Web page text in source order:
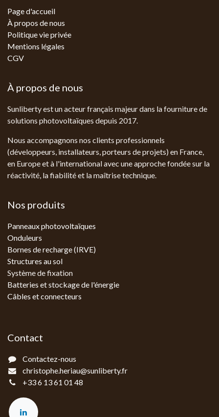
Page d'accueil
À propos de nous
Politique vie privée
Mentions légales
CGV
À propos de nous
Sunliberty est un acteur français majeur dans la fourniture de
solutions photovoltaïques depuis 2017.
Nous accompagnons nos clients professionnels
(développeurs, installateurs, porteurs de projets) en France,
en Europe et à l'international avec une approche fondée sur la
réactivité, la fiabilité et la maîtrise technique.
Nos produits
Panneaux photovoltaïques
Onduleurs
Bornes de recharge (IRVE)
Structures au sol
Système de fixation
Batteries et stockage de l'énergie
Câbles et connecteurs
Contact
Contactez-nous
christophe.heriau@sunliberty.fr
+33 6 13 61 01 48‬